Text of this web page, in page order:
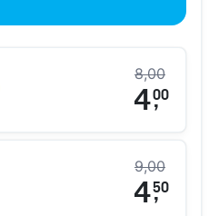
8,00
4,
00
9,00
4,
50